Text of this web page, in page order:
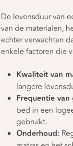
De levensduur van
van de materialen,
echter verwachten
enkele factoren die
Kwaliteit van
langere
Frequentie
bed in een
gebruikt.
Onderhoud: